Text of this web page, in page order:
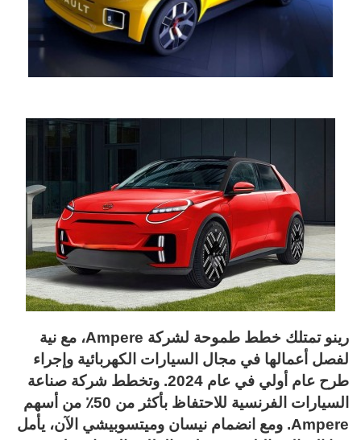
رينو تمتلك خطط طموحة لشركة Ampere، مع نية
لفصل أعمالها في مجال السيارات الكهربائية وإجراء
طرح عام أولي في عام 2024. وتخطط شركة صناعة
السيارات الفرنسية للاحتفاظ بأكثر من 50٪ من أسهم
Ampere. ومع انضمام نيسان وميتسوبيشي الآن، يأمل